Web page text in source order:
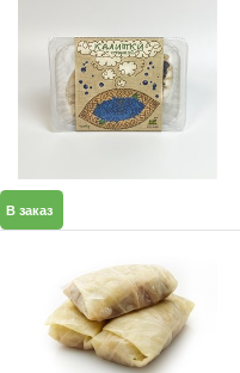
В заказ